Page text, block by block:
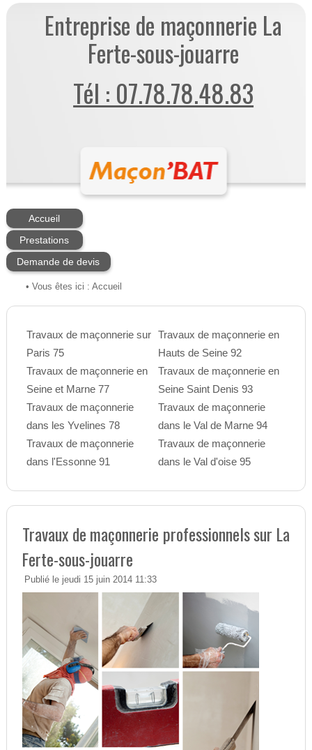
Entreprise de maçonnerie La
Ferte-sous-jouarre
Tél : 07.78.78.48.83
Accueil
Prestations
Demande de devis
• Vous êtes ici : Accueil
Travaux de maçonnerie sur
Paris 75
Travaux de maçonnerie en
Seine et Marne 77
Travaux de maçonnerie
dans les Yvelines 78
Travaux de maçonnerie
dans l'Essonne 91
Travaux de maçonnerie en
Hauts de Seine 92
Travaux de maçonnerie en
Seine Saint Denis 93
Travaux de maçonnerie
dans le Val de Marne 94
Travaux de maçonnerie
dans le Val d'oise 95
Travaux de maçonnerie professionnels sur La
Ferte-sous-jouarre
Publié le jeudi 15 juin 2014 11:33